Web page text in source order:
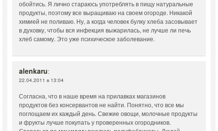
обойтись. Я лично стараюсь употреблять в пищу натуральные
продукты, поэтому все выращиваю на своем огороде. Никакой
химией не поливаю. Ну, а когда человек булку хлеба засовывает
в духовку, чтобы вся инфекция выжарилась, не лучше ли печь
хлеб самому. Это уже психическое заболевание.
alenkaru:
22.04.2011 в 13:04
Согласна, что в наше время на прилавках магазинов
продуктов без консервантов не найти. Понятно, что все мы
поглощаем их каждый день. Свежие овощи, молочные продукты
и фрукты лучше покупать у проверенных огородников.